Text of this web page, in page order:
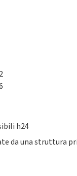
h24
da una struttura